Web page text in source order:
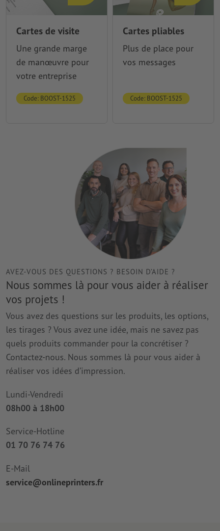
Cartes de visite
Une grande marge
de manœuvre pour
votre entreprise
Code: BOOST-1525
Cartes pliables
Plus de place pour
vos messages
Code: BOOST-1525
AVEZ-VOUS DES QUESTIONS ? BESOIN D’AIDE ?
Nous sommes là pour vous aider à réaliser
vos projets !
Vous avez des questions sur les produits, les options,
les tirages ? Vous avez une idée, mais ne savez pas
quels produits commander pour la concrétiser ?
Contactez-nous. Nous sommes là pour vous aider à
réaliser vos idées d’impression.
Lundi-Vendredi
08h00 à 18h00
Service-Hotline
01 70 76 74 76
E-Mail
service@onlineprinters.fr